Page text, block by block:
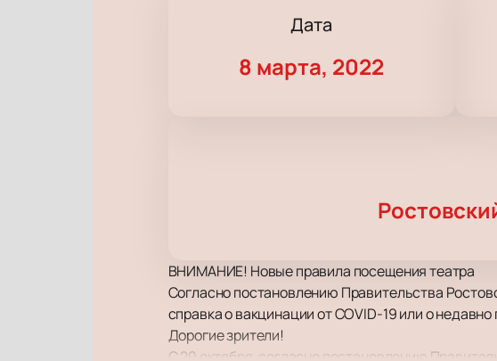
Дата
8 марта, 2022
ВНИМАНИЕ! Новые правила посещения театра
Согласно постановлению Правительства
справка о вакцинации от COVID-19 или о
Дорогие зрители!
С 20 октября, согласно постановлению